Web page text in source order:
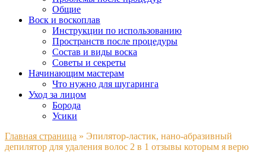
Общие
Воск и воскоплав
Инструкции по использованию
Пространств после процедуры
Состав и виды воска
Советы и секреты
Начинающим мастерам
Что нужно для шугаринга
Уход за лицом
Борода
Усики
Главная страница » Эпилятор-ластик, нано-абразивный
депилятор для удаления волос 2 в 1 отзывы которым я верю